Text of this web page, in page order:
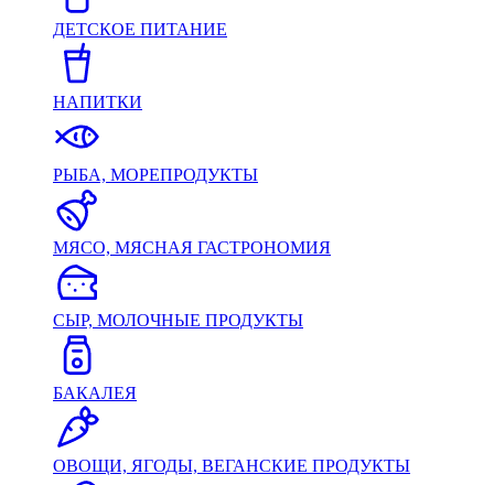
ДЕТСКОЕ ПИТАНИЕ
НАПИТКИ
РЫБА, МОРЕПРОДУКТЫ
МЯСО, МЯСНАЯ ГАСТРОНОМИЯ
СЫР, МОЛОЧНЫЕ ПРОДУКТЫ
БАКАЛЕЯ
ОВОЩИ, ЯГОДЫ, ВЕГАНСКИЕ ПРОДУКТЫ